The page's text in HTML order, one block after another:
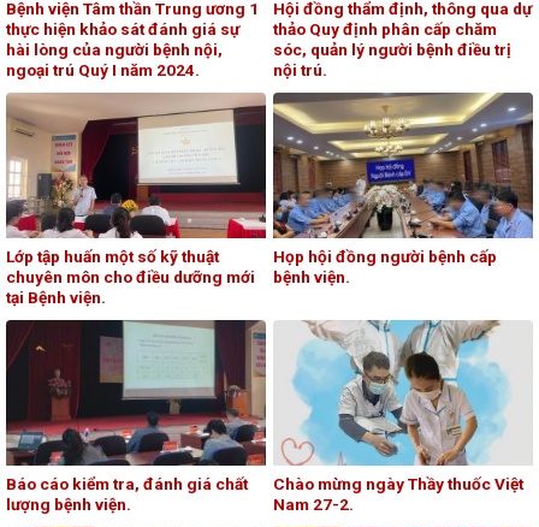
Bệnh viện Tâm thần Trung ương 1
thực hiện khảo sát đánh giá sự
hài lòng của người bệnh nội,
ngoại trú Quý I năm 2024.
Hội đồng thẩm định, thông qua dự
thảo Quy định phân cấp chăm
sóc, quản lý người bệnh điều trị
nội trú.
Lớp tập huấn một số kỹ thuật
chuyên môn cho điều dưỡng mới
tại Bệnh viện.
Họp hội đồng người bệnh cấp
bệnh viện.
Báo cáo kiểm tra, đánh giá chất
lượng bệnh viện.
Chào mừng ngày Thầy thuốc Việt
Nam 27-2.